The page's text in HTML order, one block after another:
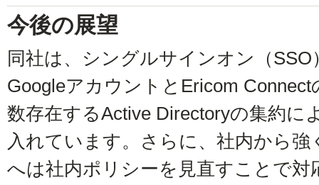
今後の展望
同社は、シングルサインオン（
GoogleアカウントとEricom
数存在するActive Directoryの集約に
入れています。さらに、社内から
へは社内ポリシーを見直すことで